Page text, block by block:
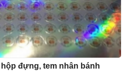
đựng, tem nhân bánh